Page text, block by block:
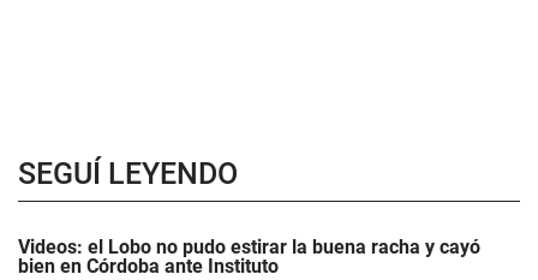
SEGUÍ LEYENDO
Videos: el Lobo no pudo estirar la buena racha y cayó
bien en Córdoba ante Instituto